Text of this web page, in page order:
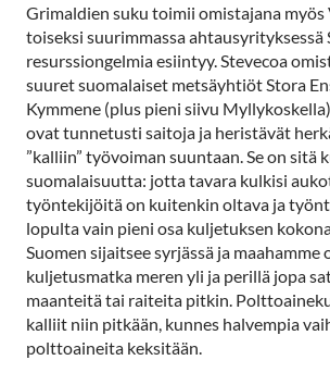
Grimaldien suku toimii omistajana myös
toiseksi suurimmassa ahtausyrityksessä
resurssiongelmia esiintyy. Stevecoa
suuret suomalaiset metsäyhtiöt Stora
Kymmene (plus pieni siivu
ovat tunnetusti saitoja ja heristävät
”kalliin” työvoiman suuntaan. Se on sitä
suomalaisuutta: jotta tavara kulkisi
työntekijöitä on kuitenkin oltava ja
lopulta vain pieni osa kuljetuksen
Suomen sijaitsee syrjässä ja maahamme
kuljetusmatka meren yli ja perillä jopa
maanteitä tai raiteita pitkin.
kalliit niin pitkään, kunnes halvempia
polttoaineita keksitään.